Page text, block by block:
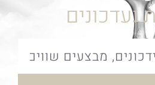
ועדכונים